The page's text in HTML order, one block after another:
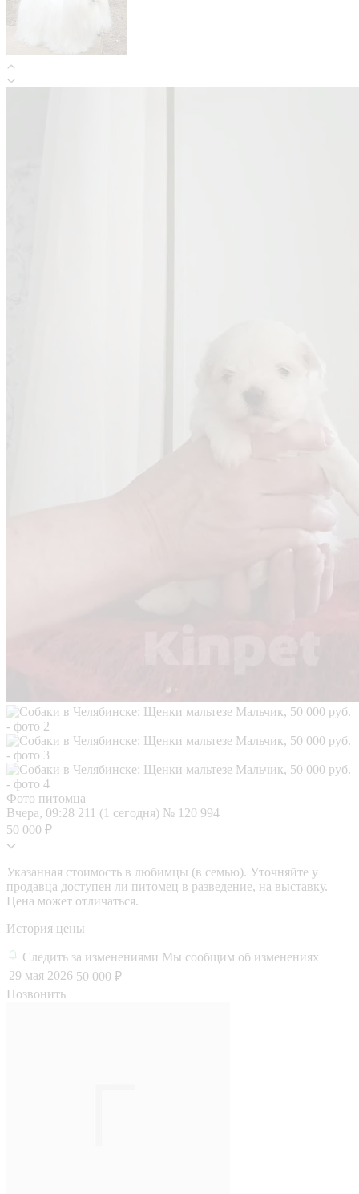
Фото питомца
Вчера, 09:28 211 (1 сегодня) № 120 994
50 000 ₽
Указанная стоимость в любимцы (в семью). Уточняйте у
продавца доступен ли питомец в разведение, на выставку.
Цена может отличаться.
История цены
Следить за изменениями Мы сообщим об изменениях
29 мая 2026 50 000 ₽
Позвонить